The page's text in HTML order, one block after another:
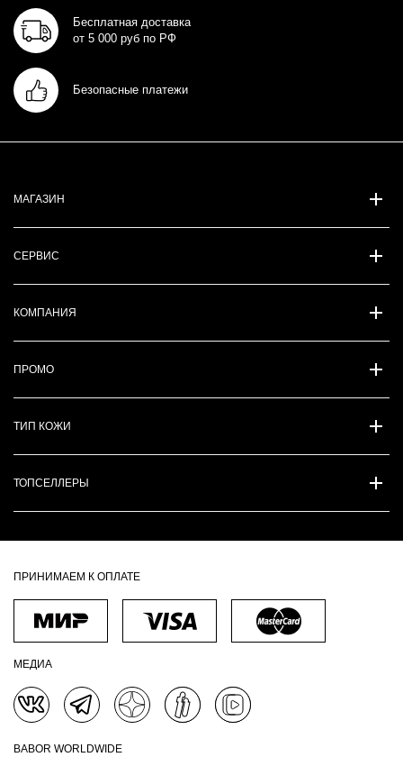
Бесплатная доставка
от 5 000 руб по РФ
Безопасные платежи
МАГАЗИН
СЕРВИС
КОМПАНИЯ
ПРОМО
ТИП КОЖИ
ТОПСЕЛЛЕРЫ
ПРИНИМАЕМ К ОПЛАТЕ
МЕДИА
BABOR WORLDWIDE